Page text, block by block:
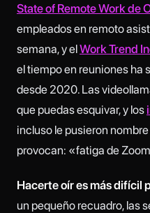
State of Remote Work de
empleados en remoto
semana, y elWork Trend
el tiempo en reuniones ha
desde 2020. Las
que puedas esquivar, y los
incluso le pusieron
provocan: «fatiga de
Hacerte oír es más difícil
un pequeño recuadro, las